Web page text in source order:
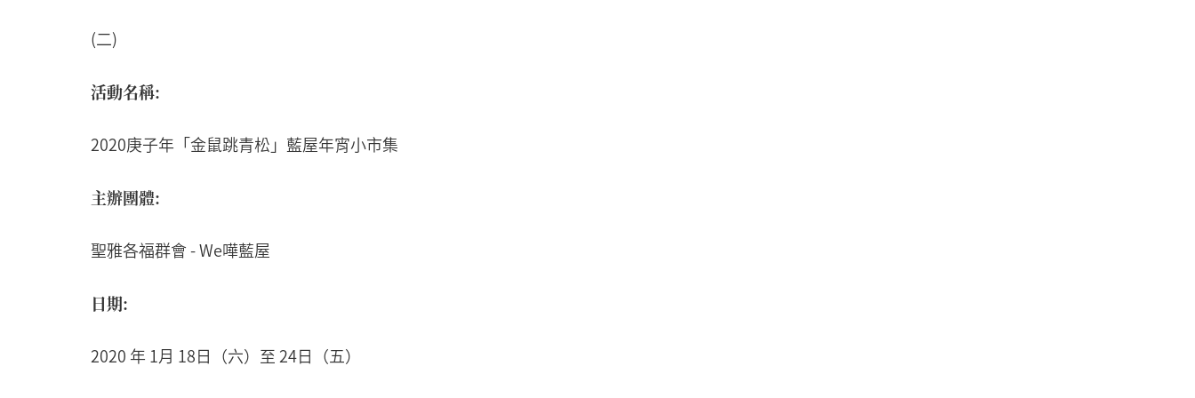
(二)
活動名稱:
2020庚子年「金鼠跳青松」藍屋年宵小市集
主辦團體:
聖雅各福群會 - We嘩藍屋
日期:
2020 年 1月 18日（六）至 24日（五）